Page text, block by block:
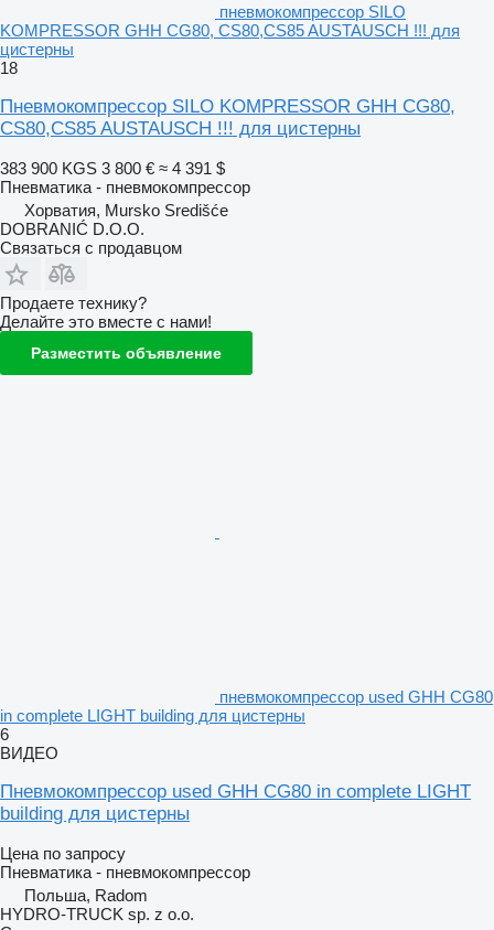
пневмокомпрессор SILO
KOMPRESSOR GHH CG80, CS80,CS85 AUSTAUSCH !!! для
цистерны
18
Пневмокомпрессор SILO KOMPRESSOR GHH CG80,
CS80,CS85 AUSTAUSCH !!! для цистерны
383 900 KGS 3 800 € ≈ 4 391 $
Пневматика - пневмокомпрессор
Хорватия, Mursko Središće
DOBRANIĆ D.O.O.
Связаться с продавцом
Продаете технику?
Делайте это вместе с нами!
Разместить объявление
пневмокомпрессор used GHH CG80
in complete LIGHT building для цистерны
6
ВИДЕО
Пневмокомпрессор used GHH CG80 in complete LIGHT
building для цистерны
Цена по запросу
Пневматика - пневмокомпрессор
Польша, Radom
HYDRO-TRUCK sp. z o.o.